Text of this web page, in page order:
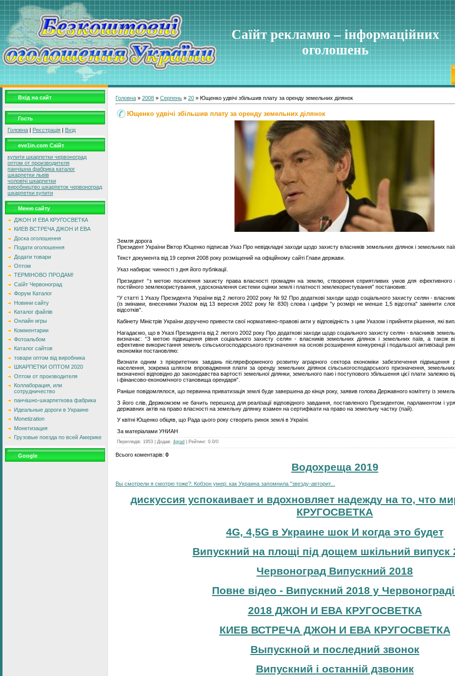
Саїйт рекламно – інформаційних
оголошень
Вхід на сайт
Гость
Головна | Реєстрація | Вхід
eve1in.com Саїйт
купити шкарпетки червоноград
оптом от производителя
панчішна фабрика каталог
шкарпетки львів
чоловічі шкарпетки
виробництво шкарпеток червоноград
шкарпетки купити
Меню сайту
ДЖОН И ЕВА КРУГОСВЕТКА
КИЕВ ВСТРЕЧА ДЖОН И ЕВА
Доска оголошення
Подати оголошення
Додати товари
Оптом
ТЕРМІНОВО ПРОДАМ!
Саїйт Червоноград
Форум Каталог
Новини сайту
Каталог файлів
Онлайн игры
Комментарии
Фотоальбом
Каталог сайтов
товари оптом від виробника
ШКАРПЕТКИ ОПТОМ 2020
Оптом от производителя
Коллаборация, или
сотрудничество
панчішно-шкарпеткова фабрика
Идеальные дороги в Украине
Monetization
Монетизация
Грузовые поезда по всей Америке
Google
Головна » 2008 » Серпень » 20 » Ющенко удвічі збільшив плату за оренду земельних ділянок
Ющенко удвічі збільшив плату за оренду земельних ділянок
Земля дорога
Президент України Віктор Ющенко підписав Указ Про невідкладні заходи щодо захисту власників земельних ділянок і земельних
Текст документа від 19 серпня 2008 року розміщений на офіційному сайті Глави держави.
Указ набирає чинності з дня його публікації.
Президент “з метою посилення захисту права власності громадян на землю, створення сприятливих умов для
постійного землекористування, удосконалення системи оцінки землі і платності землекористування” постановив:
“У статті 1 Указу Президента України від 2 лютого 2002 року № 92 Про додаткові заходи щодо соціального захисту селян -
(із змінами, внесеними Указом від 13 вересня 2002 року № 830) слова і цифри "у розмірі не менше 1,5 відсотка" замінити
відсотків".
Кабінету Міністрів України доручено привести свої нормативно-правові акти у відповідність з цим Указом і прийняти рішення, які
Нагадаємо, що в Указі Президента від 2 лютого 2002 року Про додаткові заходи щодо соціального захисту селян - власників
визначає: “З метою підвищення рівня соціального захисту селян - власників земельних ділянок і земельних паїв, а також
ефективне використання земель сільськогосподарського призначення на основі розширення конкуренції і подальшої активізації
економіки постановляю:
Визнати одним з пріоритетних завдань післяреформеного розвитку аграрного сектора економіки забезпечення підвищення
населення, зокрема шляхом впровадження плати за оренду земельних ділянок сільськогосподарського призначення,
визначеної відповідно до законодавства вартості земельної ділянки, земельного паю і поступового збільшення цієї плати залежно
і фінансово-економічного становища орендаря”.
Раніше повідомлялося, що первинна приватизація землі буде завершена до кінця року, заявив голова Державного комітету із
З його слів, Держкомзем не бачить перешкод для реалізації відповідного завдання, поставленого Президентом, парламентом і
державних актів на право власності на земельну ділянку взамен на сертифікати на право на земельну частку (пай).
У квітні Ющенко обіцяв, що Рада цього року створить ринок землі в Україні.
За матеріалами УНИАН
Переглядів: 1953 Додав: 4grad Рейтинг: 0.0/0
Всього коментарів: 0
Водохреща 2019
Вы смотрели я смотрю тоже?: Кобзон умер: как Украина запомнила "звезду-авторит...
дискуссия успокаивает и вдохновляет надежду на то, что
КРУГОСВЕТКА
4G, 4,5G в Украине шок И когда это будет
Випускний на площі під дощем шкільний випуск
Червоноград Випускний 2018
Повне відео - Випускний 2018 у
2018 ДЖОН И ЕВА КРУГОСВЕТКА
КИЕВ ВСТРЕЧА ДЖОН И ЕВА КРУГОСВЕТКА
Выпускной и последний звонок
Випускний і останній дзвоник